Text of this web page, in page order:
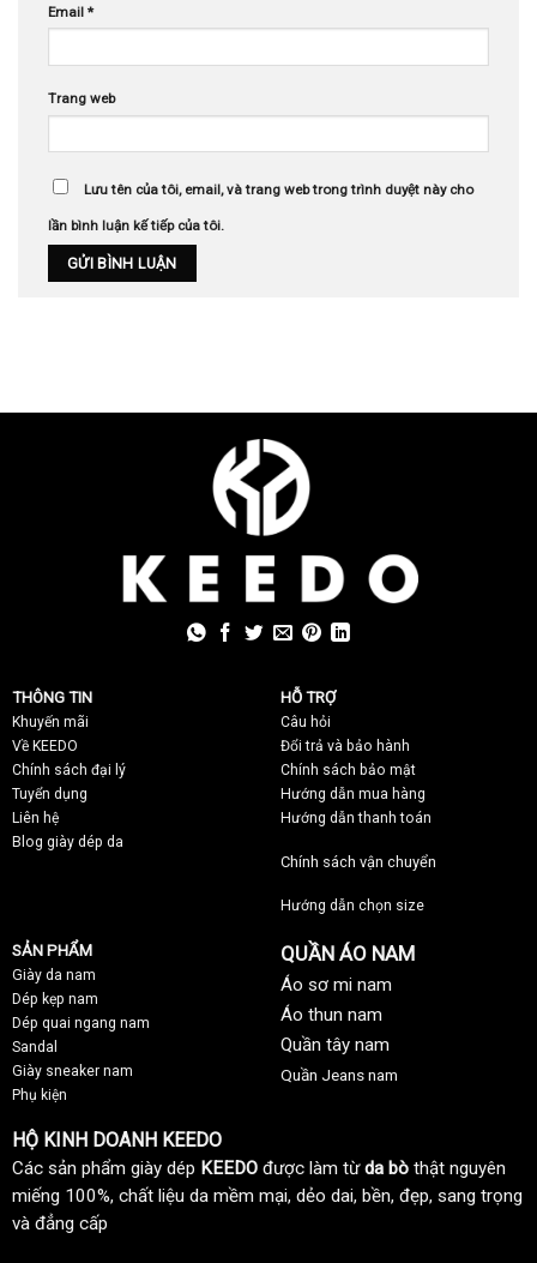
Email *
Trang web
Lưu tên của tôi, email, và trang web trong trình duyệt này cho
lần bình luận kế tiếp của tôi.
THÔNG TIN
Khuyến mãi
Về KEEDO
Chính sách đại lý
Tuyển dụng
Liên hệ
Blog giày dép da
HỖ TRỢ
Câu hỏi
Đổi trả và bảo hành
Chính sách bảo mật
Hướng dẫn mua hàng
Hướng dẫn thanh toán
Chính sách vận chuyển
Hướng dẫn chọn size
SẢN PHẨM
Giày da nam
Dép kẹp nam
Dép quai ngang nam
Sandal
Giày sneaker nam
Phụ kiện
QUẦN ÁO NAM
Áo sơ mi nam
Áo thun nam
Quần tây nam
Quần Jeans nam
HỘ KINH DOANH KEEDO
Các sản phẩm giày dép KEEDO được làm từda bò thật nguyên
miếng 100%, chất liệu da mềm mại, dẻo dai, bền, đẹp, sang trọng
và đẳng cấp